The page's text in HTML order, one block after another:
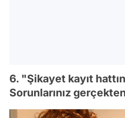
6. "Şikayet kayıt
Sorunlarınız